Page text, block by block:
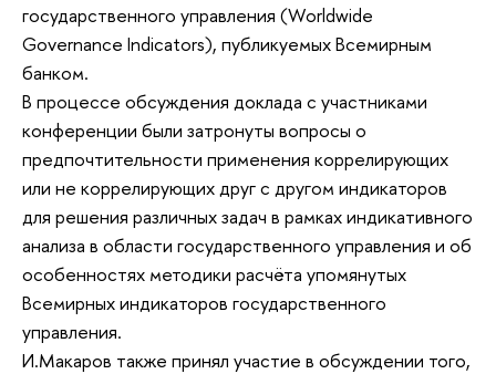
государственного управления (Worldwide
Governance Indicators), публикуемых Всемирным
банком.
В процессе обсуждения доклада с участниками
конференции были затронуты вопросы о
предпочтительности применения коррелирующих
или не коррелирующих друг с другом индикаторов
для решения различных задач в рамках индикативного
анализа в области государственного управления и об
особенностях методики расчёта упомянутых
Всемирных индикаторов государственного
управления.
И.Макаров также принял участие в обсуждении того,